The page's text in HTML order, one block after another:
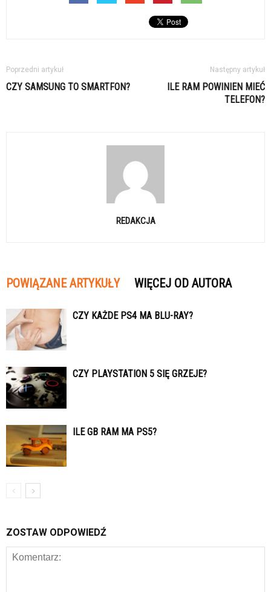
Poprzedni artykuł
CZY SAMSUNG TO SMARTFON?
Następny artykuł
ILE RAM POWINIEN MIEĆ
TELEFON?
REDAKCJA
POWIĄZANE ARTYKUŁY WIĘCEJ OD AUTORA
CZY KAŻDE PS4 MA BLU-RAY?
CZY PLAYSTATION 5 SIĘ GRZEJE?
ILE GB RAM MA PS5?
ZOSTAW ODPOWIEDŹ